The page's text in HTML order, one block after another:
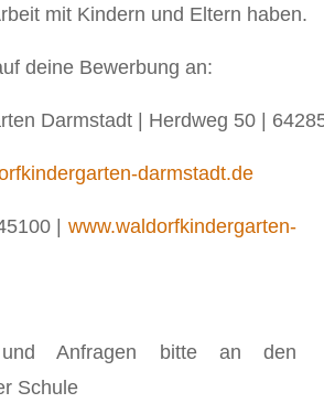
mit Kindern und Eltern haben.
deine Bewerbung an:
Darmstadt | Herdweg 50 |
darmstadt.de
| www.waldorfkindergarten-
und Anfragen bitte an den
Schule